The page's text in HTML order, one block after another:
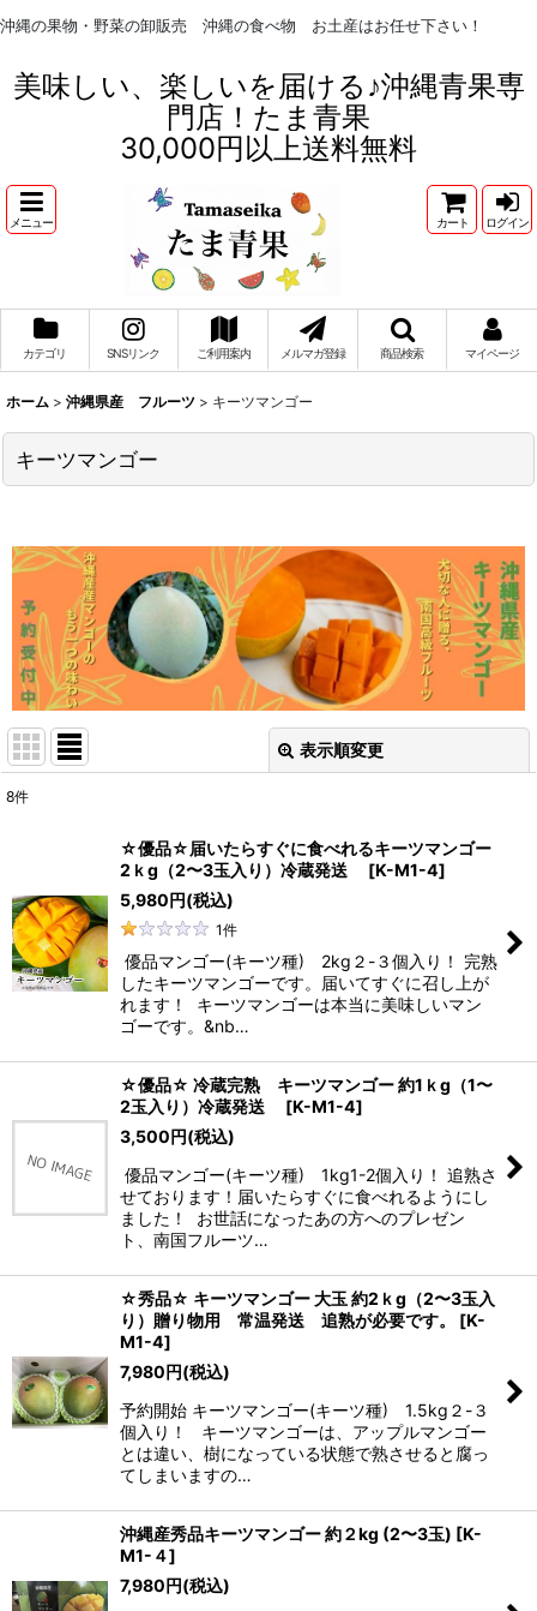
沖縄の果物・野菜の卸販売 沖縄の食べ物 お土産はお任せ下さい！
美味しい、楽しいを届ける♪沖縄青果専
門店！たま青果
30,000円以上送料無料
メニュー カート ログイン
カテゴリ SNSリンク ご利用案内 メルマガ登録 商品検索 マイページ
ホーム > 沖縄県産 フルーツ > キーツマンゴー
キーツマンゴー
表示順変更
絞り込む
8件
☆優品☆届いたらすぐに食べれるキーツマンゴー
2ｋg（2〜3玉入り）冷蔵発送
[K-M1-4]
5,980円(税込)
1件
優品マンゴー(キーツ種) 2kg２-３個入り！ 完熟
したキーツマンゴーです。届いてすぐに召し上が
れます！ キーツマンゴーは本当に美味しいマン
ゴーです。&nb…
☆優品☆ 冷蔵完熟 キーツマンゴー 約1ｋg（1〜
2玉入り）冷蔵発送
[K-M1-4]
3,500円(税込)
優品マンゴー(キーツ種) 1kg1-2個入り！ 追熟さ
せております！届いたらすぐに食べれるようにし
ました！ お世話になったあの方へのプレゼン
ト、南国フルーツ…
☆秀品☆ キーツマンゴー 大玉 約2ｋg（2〜3玉入
り）贈り物用 常温発送 追熟が必要です。
[K-
M1-4]
7,980円(税込)
予約開始 キーツマンゴー(キーツ種) 1.5kg２-３
個入り！ キーツマンゴーは、アップルマンゴー
とは違い、樹になっている状態で熟させると腐っ
てしまいますの…
沖縄産秀品キーツマンゴー 約２kg (2〜3玉) [K-
M1-４]
7,980円(税込)